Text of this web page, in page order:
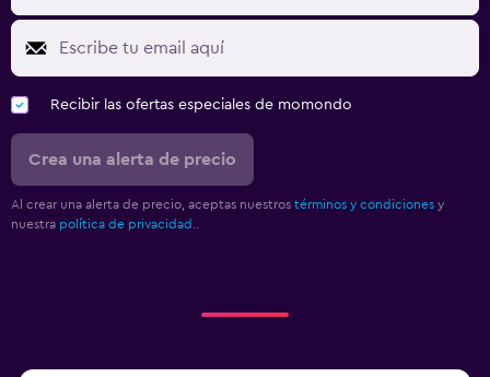
Recibir las ofertas especiales de momondo
Crea una alerta de precio
Al crear una alerta de precio, aceptas nuestros términos y condiciones y
nuestra política de privacidad.